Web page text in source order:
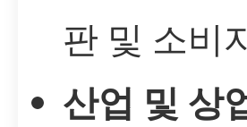
판 및 소비
산업 및 상